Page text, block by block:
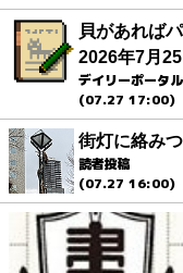
貝があれば
2026年7月
デイリーポータ
(07.27 17:00)
街灯に絡み
読者投稿
(07.27 16:00)